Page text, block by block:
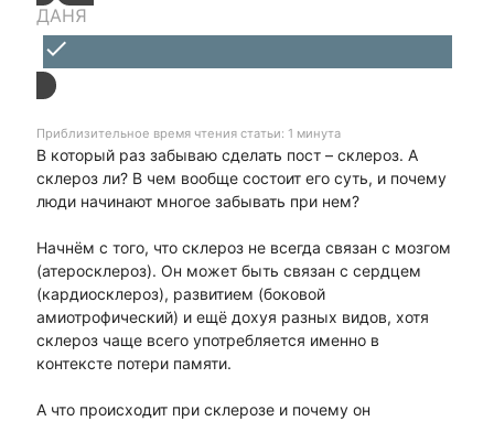
ДАНЯ
done
Приблизительное время чтения статьи: 1 минута
В который раз забываю сделать пост – склероз. А
склероз ли? В чем вообще состоит его суть, и почему
люди начинают многое забывать при нем?
Начнём с того, что склероз не всегда связан с мозгом
(атеросклероз). Он может быть связан с сердцем
(кардиосклероз), развитием (боковой
амиотрофический) и ещё дохуя разных видов, хотя
склероз чаще всего употребляется именно в
контексте потери памяти.
А что происходит при склерозе и почему он